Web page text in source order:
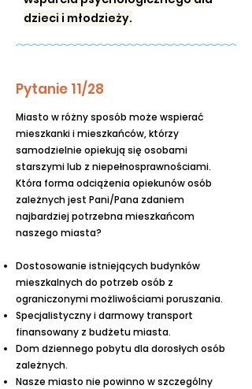
dzieci i młodzieży.
Pytanie 11/28
Miasto w różny sposób może wspierać
mieszkanki i mieszkańców, którzy
samodzielnie opiekują się osobami
starszymi lub z niepełnosprawnościami.
Która forma odciążenia opiekunów osób
zależnych jest Pani/Pana zdaniem
najbardziej potrzebna mieszkańcom
naszego miasta?
Dostosowanie istniejących budynków
mieszkalnych do potrzeb osób z
ograniczonymi możliwościami poruszania.
Specjalistyczny i darmowy transport
finansowany z budżetu miasta.
Dom dziennego pobytu dla dorosłych osób
zależnych.
Nasze miasto nie powinno w szczególny